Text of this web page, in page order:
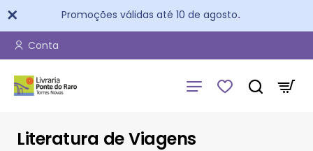
Promoções válidas até 10 de agosto.
Conta
Literatura de Viagens